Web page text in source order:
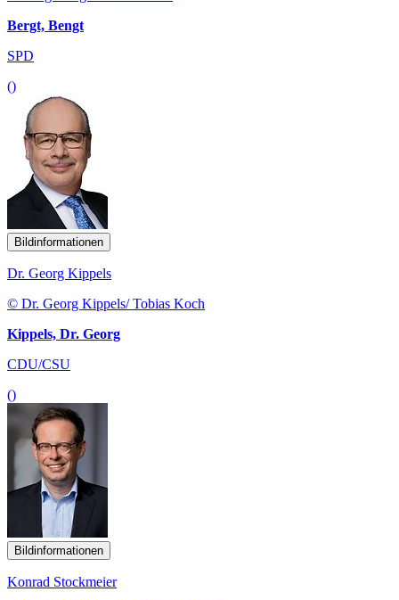
Bergt, Bengt
SPD
()
Bildinformationen
Dr. Georg Kippels
© Dr. Georg Kippels/ Tobias Koch
Kippels, Dr. Georg
CDU/CSU
()
Bildinformationen
Konrad Stockmeier